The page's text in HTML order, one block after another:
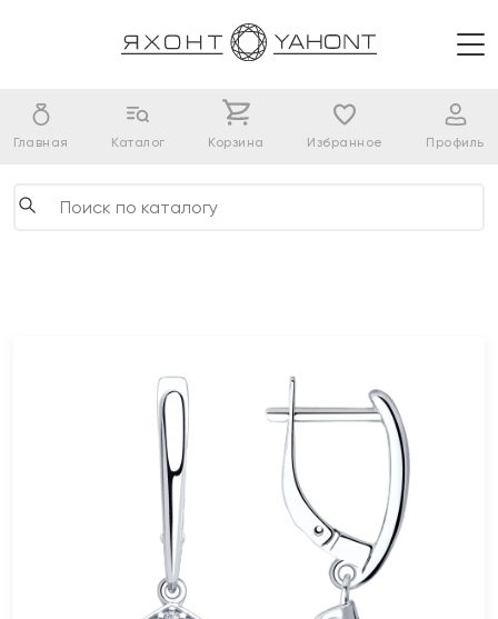
Главная Каталог Корзина Избранное Профиль